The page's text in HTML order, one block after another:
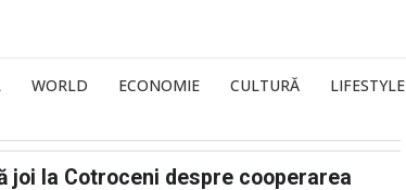
WORLD ECONOMIE CULTURĂ LIFESTYLE
joi la Cotroceni despre cooperarea